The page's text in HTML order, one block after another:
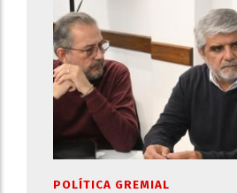
POLÍTICA GREMIAL